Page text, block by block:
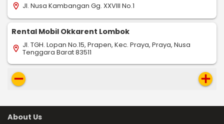
location_on Jl. Nusa Kambangan Gg. XXVIII No.1
Rental Mobil Okkarent Lombok
location_on Jl. TGH. Lopan No.15, Prapen, Kec. Praya, Praya, Nusa
Tenggara Barat 83511
remove add
About Us